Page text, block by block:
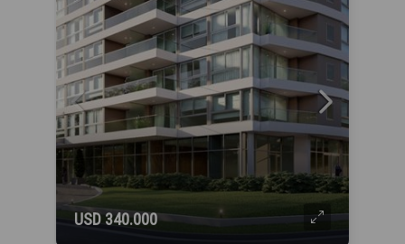
USD 340.000